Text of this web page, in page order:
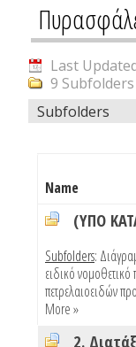
Last
9 Subfolders
Subfolders
Name
(ΥΠΟ
Subfolders:
ειδικό νομοθετικό
πετρελαιοειδών
More »